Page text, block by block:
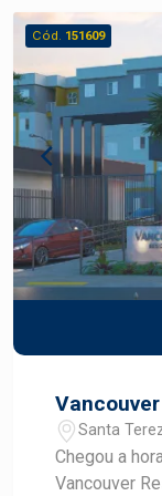
para home office. A infraestrutura conta
completo e
bônus
projeto de
Milena Nazatto! Venha viver grandes
e criar
muitos
Cód. 151609
Santa
Chegou a
Vancouver